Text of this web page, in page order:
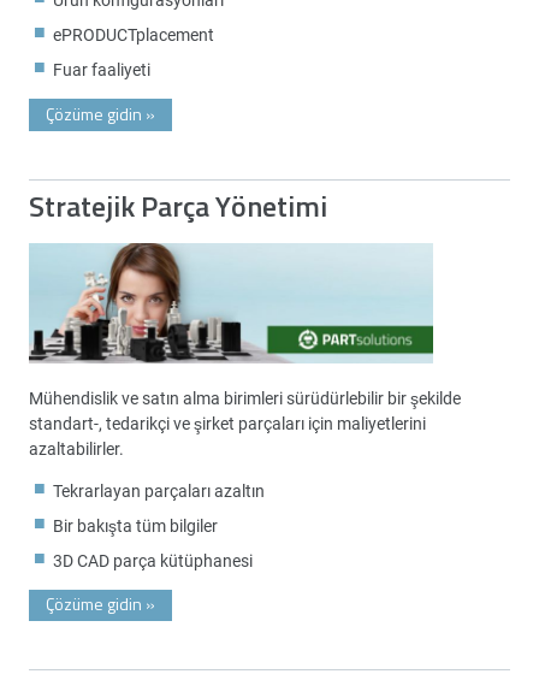
ePRODUCTplacement
Fuar faaliyeti
Çözüme gidin »
Stratejik Parça Yönetimi
Mühendislik ve satın alma birimleri sürüdürlebilir bir şekilde
standart-, tedarikçi ve şirket parçaları için maliyetlerini
azaltabilirler.
Tekrarlayan parçaları azaltın
Bir bakışta tüm bilgiler
3D CAD parça kütüphanesi
Çözüme gidin »